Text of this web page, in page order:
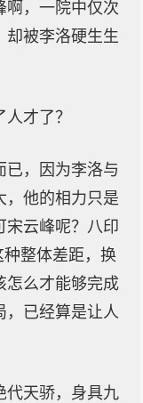
啊，一院中仅次
却被李洛硬生生
才了？
已，因为李洛与
，他的相力只是
宋云峰呢？八印
整体差距，换
怎么才能够完成
，已经算是让人
代天骄，身具九